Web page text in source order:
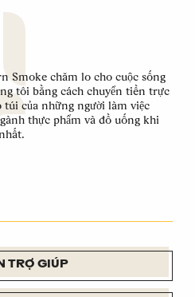
Smoke chăm lo cho cuộc sống
tôi bằng cách chuyển tiền trực
túi của những người làm việc
thực phẩm và đồ uống khi
TRỢ GIÚP